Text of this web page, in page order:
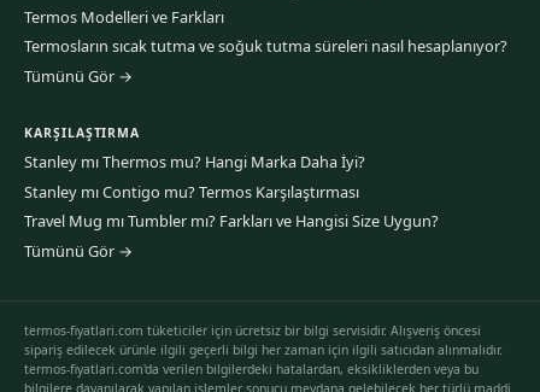
Termos Modelleri ve Farkları
Termosların sıcak tutma ve soğuk tutma süreleri nasıl hesaplanıyor?
Tümünü Gör →
KARŞILAŞTIRMA
Stanley mı Thermos mu? Hangi Marka Daha İyi?
Stanley mı Contigo mu? Termos Karşılaştırması
Travel Mug mı Tumbler mı? Farkları ve Hangisi Size Uygun?
Tümünü Gör →
termos-fiyatlari.com tüketiciler için ücretsiz bir bilgi servisidir. Alışveriş öncesi
sipariş edilecek ürünle ilgili geçerli bilgi her zaman için ilgili satıcıdan alınmalıdır.
termos-fiyatlari.com'da verilen bilgilerdeki hatalardan, eksikliklerden veya bu
bilgilere dayanılarak yapılan işlemler sonucu meydana gelebilecek her türlü maddi